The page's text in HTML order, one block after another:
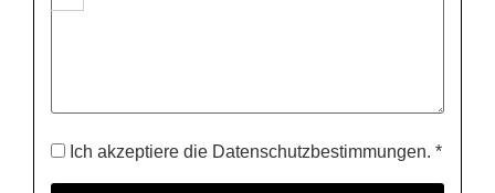
Ich akzeptiere die Datenschutzbestimmungen. *